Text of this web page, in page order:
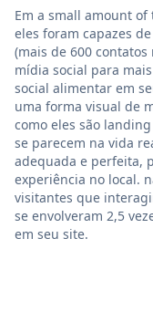
Em a small amount
eles foram capazes
(mais de 600
mídia social para
social alimentar em
uma forma visual de
como eles são
se parecem na vida
adequada e perfeita,
experiência no local.
visitantes que
se envolveram 2,5
em seu site.